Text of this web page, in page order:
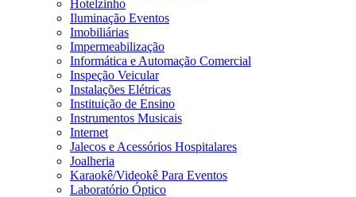
Hotelzinho
Iluminação Eventos
Imobiliárias
Impermeabilização
Informática e Automação Comercial
Inspeção Veicular
Instalações Elétricas
Instituição de Ensino
Instrumentos Musicais
Internet
Jalecos e Acessórios Hospitalares
Joalheria
Karaokê/Videokê Para Eventos
Laboratório Óptico